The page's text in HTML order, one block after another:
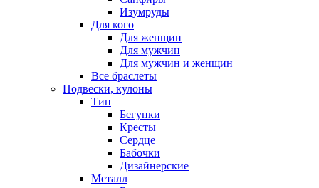
Изумруды
Для кого
Для женщин
Для мужчин
Для мужчин и женщин
Все браслеты
Подвески, кулоны
Тип
Бегунки
Кресты
Сердце
Бабочки
Дизайнерские
Металл